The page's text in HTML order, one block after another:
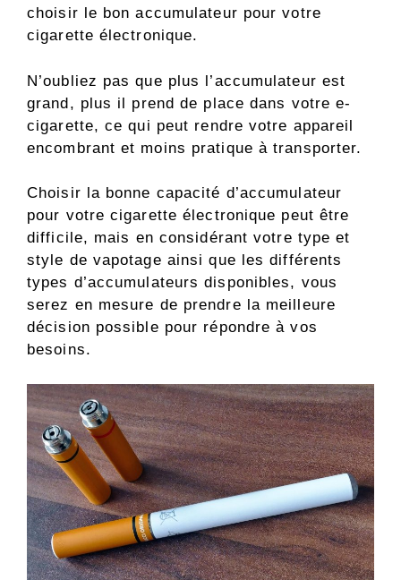
choisir le bon accumulateur pour votre
cigarette électronique.
N’oubliez pas que plus l’accumulateur est
grand, plus il prend de place dans votre e-
cigarette, ce qui peut rendre votre appareil
encombrant et moins pratique à transporter.
Choisir la bonne capacité d’accumulateur
pour votre cigarette électronique peut être
difficile, mais en considérant votre type et
style de vapotage ainsi que les différents
types d’accumulateurs disponibles, vous
serez en mesure de prendre la meilleure
décision possible pour répondre à vos
besoins.